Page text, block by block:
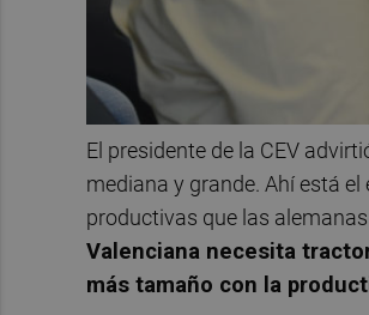
El presidente de la CEV
mediana y grande. Ahí está
productivas que las
Valenciana necesita
más tamaño con la